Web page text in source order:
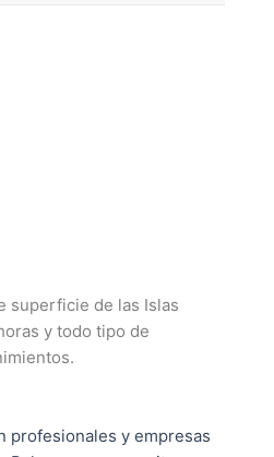
superficie de las Islas
y todo tipo de
profesionales y empresas